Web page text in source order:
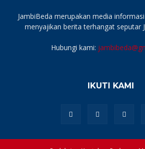
JambiBeda merupakan media
menyajikan berita terhangat seputar
Hubungi kami:
IKUTI KAMI